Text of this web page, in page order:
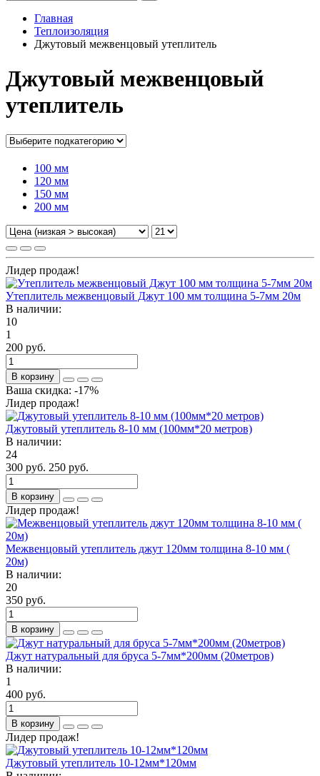
Главная
Теплоизоляция
Джутовый межвенцовый утеплитель
Джутовый межвенцовый
утеплитель
100 мм
120 мм
150 мм
200 мм
Лидер продаж!
Утеплитель межвенцовый Джут 100 мм толщина 5-7мм 20м
В наличии:
10
1
200 руб.
В корзину
Ваша скидка: -17%
Лидер продаж!
Джутовый утеплитель 8-10 мм (100мм*20 метров)
В наличии:
24
300 руб. 250 руб.
В корзину
Лидер продаж!
Межвенцовый утеплитель джут 120мм толщина 8-10 мм (
20м)
В наличии:
20
350 руб.
В корзину
Джут натуральный для бруса 5-7мм*200мм (20метров)
В наличии:
1
400 руб.
В корзину
Лидер продаж!
Джутовый утеплитель 10-12мм*120мм